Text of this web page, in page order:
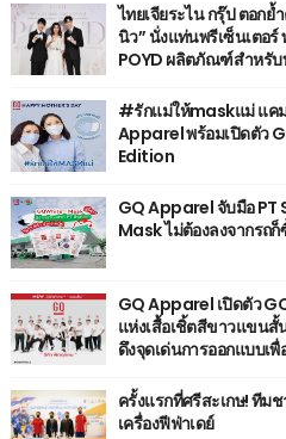
ไทยเจียระไน กรุ๊ป ตอก
นิว” นั่งแท่นพรีเซ็นเตอร์
POYD ผลิตภัณฑ์สำหรับ
#รักแม่ให้maskแม่ แค
Apparel พร้อมเปิดตัว
Edition
GQ Apparel จับมือ
Mask ไม่ต้องลงจากรถก็
GQ Apparel เปิดตัว
แห่งเสื้อเชิ้ตสีขาวแขน
ดึงจุดเด่นการออกแบบเ
ครั้งแรกที่ศรีสะเกษ! ทีม
เครื่องฟีฟ่าเดย์